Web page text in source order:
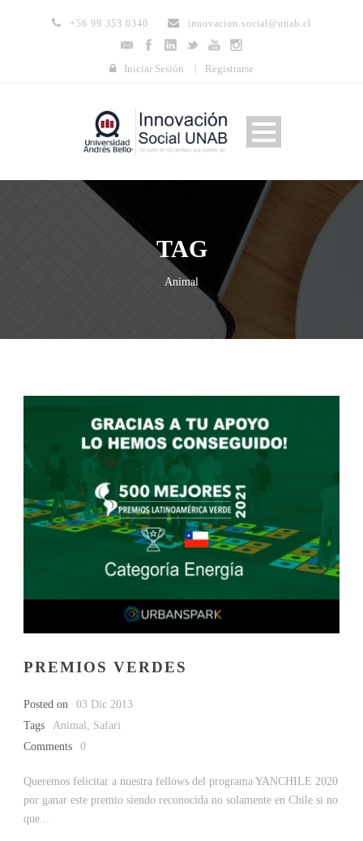
+56 99 353 0340 innovacion.social@unab.cl
Iniciar Sesión | Registrarse
TAG
Animal
PREMIOS VERDES
Posted on
03 Dic 2013
Tags
Animal
Safari
Comments
0
Queremos felicitar a nuestra fellows del programa YANCHILE 2020
por ganar este premio siendo reconocida no solamente en Chile si no
que...